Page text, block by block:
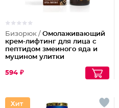
Бизорюк / Омолаживающий
крем-лифтинг для лица с
пептидом змеиного яда и
муцином улитки
594 ₽